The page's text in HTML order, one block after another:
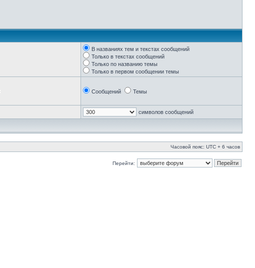
В названиях тем и текстах сообщений
Только в текстах сообщений
Только по названию темы
Только в первом сообщении темы
Сообщений Темы
символов сообщений
Часовой пояс: UTC + 6 часов
Перейти: